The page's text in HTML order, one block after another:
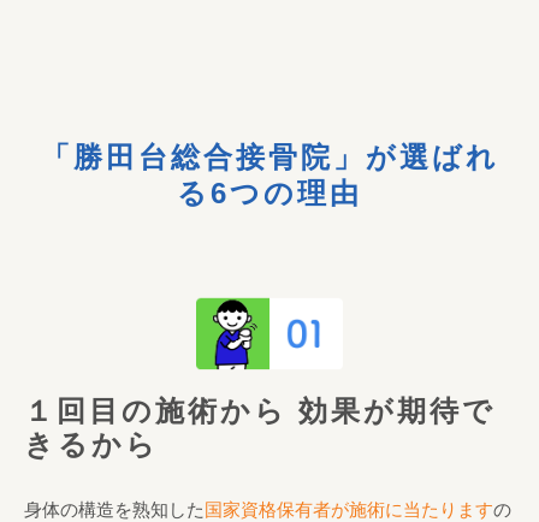
「勝田台総合接骨院」が選ばれ
る 6つの理由
１回目の施術から 効果が期待で
きるから
身体の構造を熟知した 国家資格保有者が施術に当たりますの